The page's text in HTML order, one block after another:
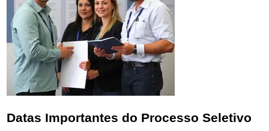
Datas Importantes do Processo Seletivo